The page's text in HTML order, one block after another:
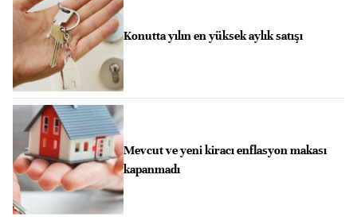
Konutta yılın en yüksek aylık satışı
Mevcut ve yeni kiracı enflasyon makası
kapanmadı